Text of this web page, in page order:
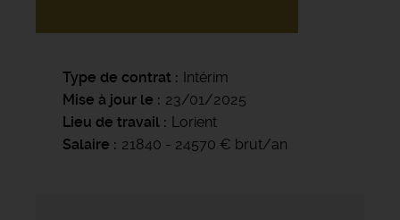
Type de contrat
Intérim
Mise à jour le
23/01/2025
Lieu de travail
Lorient
Salaire
21840 - 24570 € brut/an